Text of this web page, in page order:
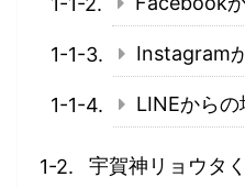
Instagram
LINEからの
宇賀神リョウタ